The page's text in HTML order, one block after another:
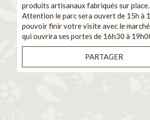
produits artisanaux fabriqués sur
Attention le parc sera ouvert de 15h à
pouvoir finir votre visite avec le
qui ouvrira ses portes de 16h30 à
PARTAGER